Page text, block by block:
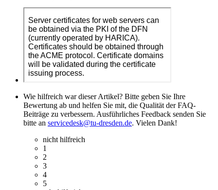
Wie hilfreich war dieser Artikel? Bitte geben Sie Ihre
Bewertung ab und helfen Sie mit, die Qualität der FAQ-
Beiträge zu verbessern. Ausführliches Feedback senden Sie
bitte an servicedesk@tu-dresden.de. Vielen Dank!
nicht hilfreich
1
2
3
4
5